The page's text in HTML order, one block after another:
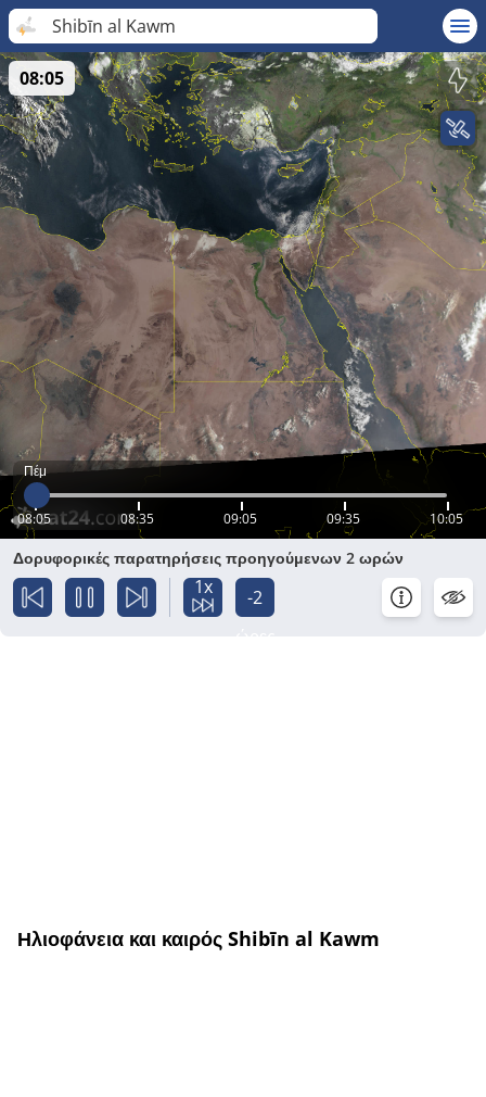
Shibīn al Kawm
Πέμ
08:05 08:35 09:05 09:35 10:05
08:05
Δορυφορικές παρατηρήσεις προηγούμενων 2 ωρών
1x
-2
Ηλιοφάνεια και καιρός Shibīn al Kawm